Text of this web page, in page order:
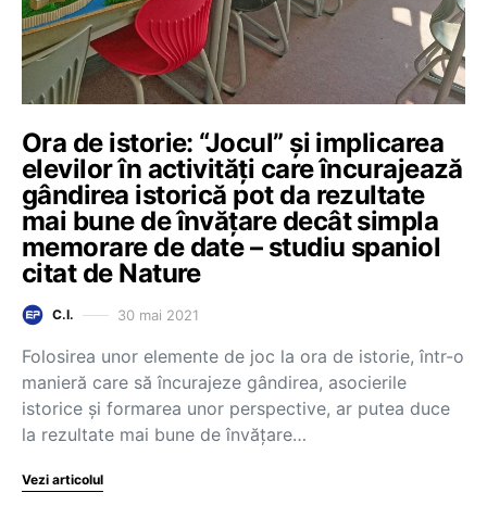
Ora de istorie: “Jocul” și implicarea
elevilor în activități care încurajează
gândirea istorică pot da rezultate
mai bune de învățare decât simpla
memorare de date – studiu spaniol
citat de Nature
C.I. 30 mai 2021
Folosirea unor elemente de joc la ora de istorie, într-o
manieră care să încurajeze gândirea, asocierile
istorice și formarea unor perspective, ar putea duce
la rezultate mai bune de învățare…
Vezi articolul